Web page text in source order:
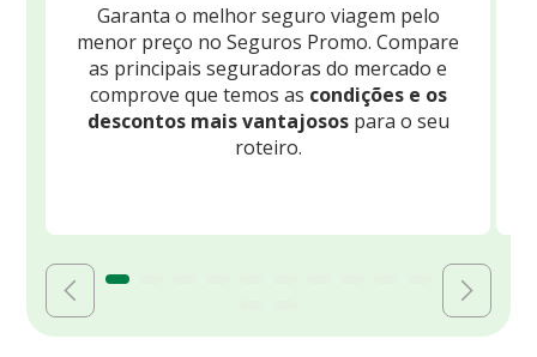
Garanta o melhor seguro viagem pelo
menor preço no Seguros Promo. Compare
as principais seguradoras do mercado e
comprove que temos as condições e os
descontos mais vantajosospara o seu
roteiro.